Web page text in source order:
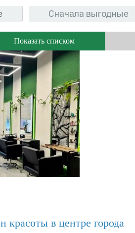
Сначала выгодные
Показать списком
красоты в центре города